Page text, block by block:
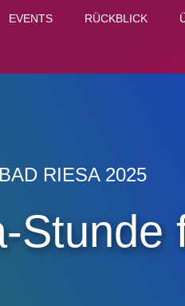
EVENTS RÜCKBLICK
RIESA 2025
Stunde